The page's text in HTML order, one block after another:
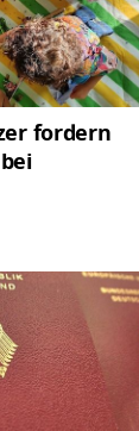
fordern